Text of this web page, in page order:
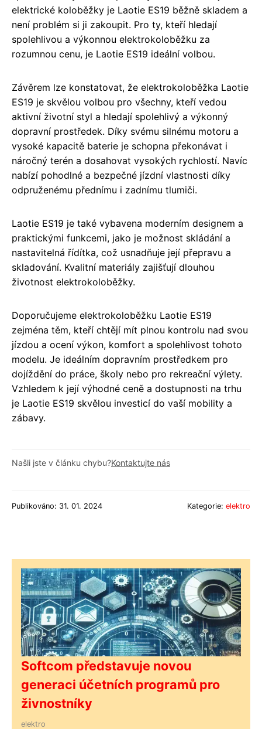
elektrické koloběžky je Laotie ES19 běžně skladem a
není problém si ji zakoupit. Pro ty, kteří hledají
spolehlivou a výkonnou elektrokoloběžku za
rozumnou cenu, je Laotie ES19 ideální volbou.
Závěrem lze konstatovat, že elektrokoloběžka Laotie
ES19 je skvělou volbou pro všechny, kteří vedou
aktivní životní styl a hledají spolehlivý a výkonný
dopravní prostředek. Díky svému silnému motoru a
vysoké kapacitě baterie je schopna překonávat i
náročný terén a dosahovat vysokých rychlostí. Navíc
nabízí pohodlné a bezpečné jízdní vlastnosti díky
odpruženému přednímu i zadnímu tlumiči.
Laotie ES19 je také vybavena moderním designem a
praktickými funkcemi, jako je možnost skládání a
nastavitelná řídítka, což usnadňuje její přepravu a
skladování. Kvalitní materiály zajišťují dlouhou
životnost elektrokoloběžky.
Doporučujeme elektrokoloběžku Laotie ES19
zejména těm, kteří chtějí mít plnou kontrolu nad svou
jízdou a ocení výkon, komfort a spolehlivost tohoto
modelu. Je ideálním dopravním prostředkem pro
dojíždění do práce, školy nebo pro rekreační výlety.
Vzhledem k její výhodné ceně a dostupnosti na trhu
je Laotie ES19 skvělou investicí do vaší mobility a
zábavy.
Našli jste v článku chybu?Kontaktujte nás
Publikováno: 31. 01. 2024 Kategorie: elektro
Softcom představuje novou
generaci účetních programů pro
živnostníky
elektro